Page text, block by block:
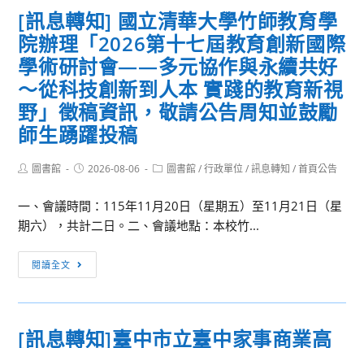
課
程
宣
傳
師
增
能
初
階
研
習
學
年
國
中
教
育
會
命
研
習
[訊息轉知] 國立清華大學竹師教育學
院辦理「2026第十七屆教育創新國際
學術研討會——多元協作與永續共好
～從科技創新到人本 實踐的教育新視
野」徵稿資訊，敬請公告周知並鼓勵
師生踴躍投稿
Post圖書館
Post2026-08-06
Post圖書館 / 行政單位 / 訊息轉知 / 首頁公告
一、會議時間：115年11月20日（星期五）至11月21日（星
期六），共計二日。二、會議地點：本校竹...
閱讀全文
息
轉
國
[訊息轉知]臺中市立臺中家事商業高